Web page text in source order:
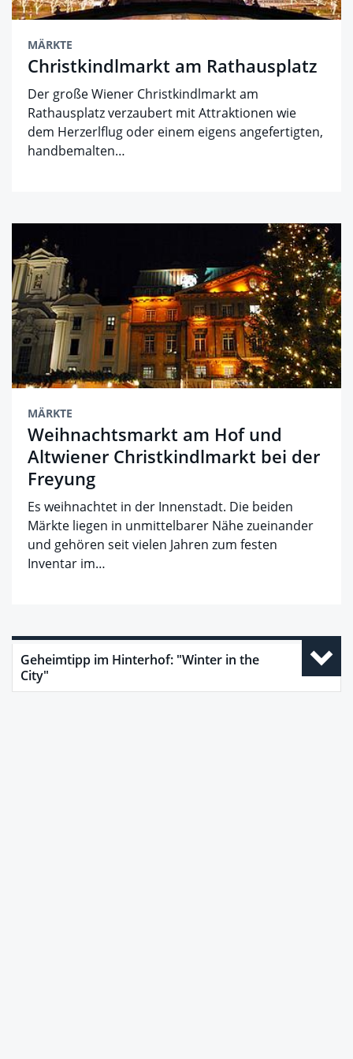
MÄRKTE
Christkindlmarkt am Rathausplatz
Der große Wiener Christkindlmarkt am
Rathausplatz verzaubert mit Attraktionen wie
dem Herzerlflug oder einem eigens angefertigten,
handbemalten…
MÄRKTE
Weihnachtsmarkt am Hof und
Altwiener Christkindlmarkt bei der
Freyung
Es weihnachtet in der Innenstadt. Die beiden
Märkte liegen in unmittelbarer Nähe zueinander
und gehören seit vielen Jahren zum festen
Inventar im…
Geheimtipp im Hinterhof: "Winter in the
City"